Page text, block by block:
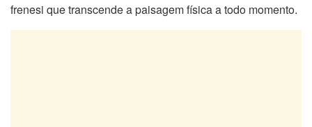
frenesi que transcende a paisagem física a todo momento.